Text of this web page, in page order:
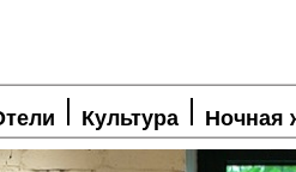
Культура Ночная